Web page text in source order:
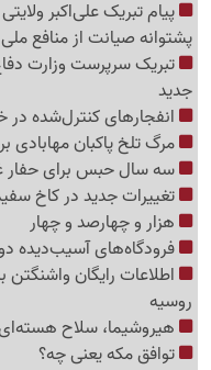
پیام تبریک علی‌اکبر
پشتوانه صیانت از منافع ملی
تبریک سرپرست وزارت
جدید
انفجارهای کنترل‌شده
مرگ تلخ پاکبان مهابادی بر اثر
سه سال حبس برای حفار
تغییرات جدید در کاخ
هزار و چهارصد و چهار
فرودگاه‌های آسیب‌دیده
اطلاعات رایگان
روسیه
هیروشیما، سلاح هسته‌ای
توافق مکه یعنی چه؟